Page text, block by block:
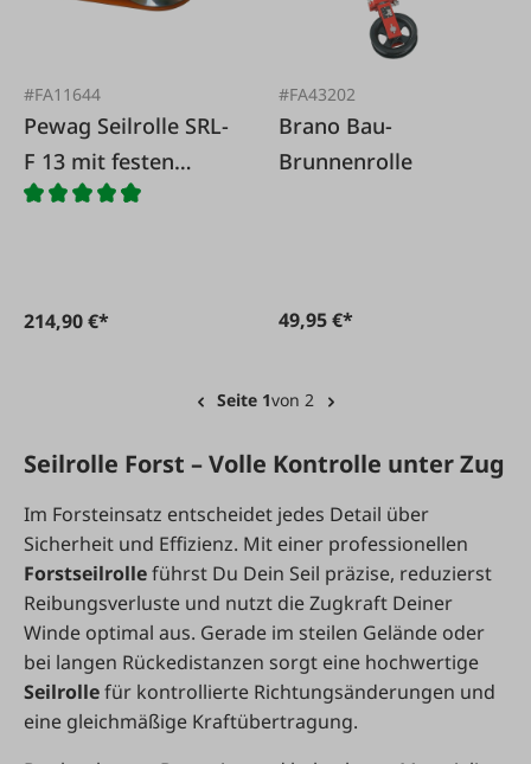
#FA11644
Pewag Seilrolle SRL-
F 13 mit festen
Seitenblechen
214,90 €*
#FA43202
Brano Bau-
Brunnenrolle
49,95 €*
Seite 1von 2
Seilrolle Forst – Volle Kontrolle unter Zug
Im Forsteinsatz entscheidet jedes Detail über
Sicherheit und Effizienz. Mit einer professionellen
Forstseilrolleführst Du Dein Seil präzise, reduzierst
Reibungsverluste und nutzt die Zugkraft Deiner
Winde optimal aus. Gerade im steilen Gelände oder
bei langen Rückedistanzen sorgt eine hochwertige
Seilrollefür kontrollierte Richtungsänderungen und
eine gleichmäßige Kraftübertragung.